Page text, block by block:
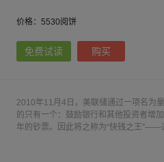
价格：5530阅饼
免费试读 购买
2010年11月4日，美联储通过一项名为
的只有一个：鼓励银行和其他投资者增
年的钞票。因此将之称为“快钱之王”——
托弗·伦纳德渗透到美国最神秘的机构